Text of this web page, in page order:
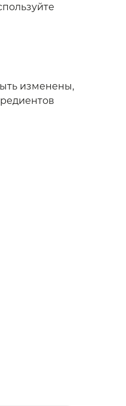
изменены,